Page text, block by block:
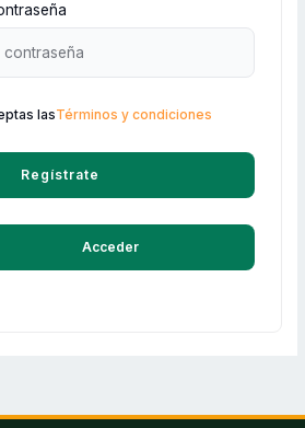
lasTérminos y condiciones
Regístrate
Acceder